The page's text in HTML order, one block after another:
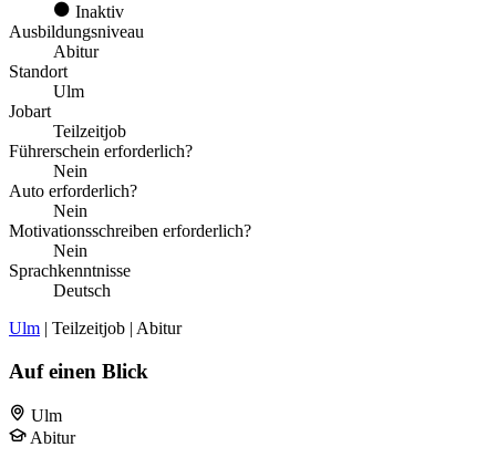
Inaktiv
Ausbildungsniveau
Abitur
Standort
Ulm
Jobart
Teilzeitjob
Führerschein erforderlich?
Nein
Auto erforderlich?
Nein
Motivationsschreiben erforderlich?
Nein
Sprachkenntnisse
Deutsch
Ulm | Teilzeitjob | Abitur
Auf einen Blick
Ulm
Abitur